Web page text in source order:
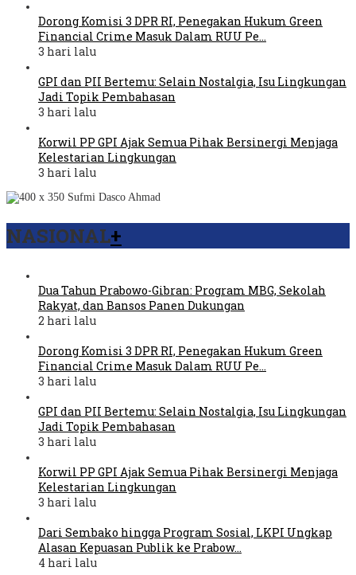
Dorong Komisi 3 DPR RI, Penegakan Hukum Green
Financial Crime Masuk Dalam RUU Pe…
3 hari lalu
GPI dan PII Bertemu: Selain Nostalgia, Isu Lingkungan
Jadi Topik Pembahasan
3 hari lalu
Korwil PP GPI Ajak Semua Pihak Bersinergi Menjaga
Kelestarian Lingkungan
3 hari lalu
NASIONAL+
Dua Tahun Prabowo-Gibran: Program MBG, Sekolah
Rakyat, dan Bansos Panen Dukungan
2 hari lalu
Dorong Komisi 3 DPR RI, Penegakan Hukum Green
Financial Crime Masuk Dalam RUU Pe…
3 hari lalu
GPI dan PII Bertemu: Selain Nostalgia, Isu Lingkungan
Jadi Topik Pembahasan
3 hari lalu
Korwil PP GPI Ajak Semua Pihak Bersinergi Menjaga
Kelestarian Lingkungan
3 hari lalu
Dari Sembako hingga Program Sosial, LKPI Ungkap
Alasan Kepuasan Publik ke Prabow…
4 hari lalu